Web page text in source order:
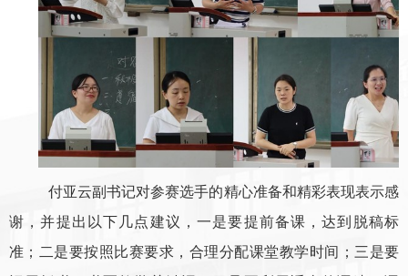
付亚云副书记对参赛选手的精心准备和精彩表现表示感
谢，并提出以下几点建议，一是要提前备课，达到脱稿标
准；二是要按照比赛要求，合理分配课堂教学时间；三是要